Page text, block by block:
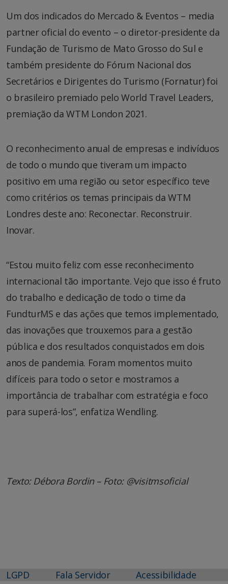
Um dos indicados do Mercado & Eventos – media
partner oficial do evento – o diretor-presidente da
Fundação de Turismo de Mato Grosso do Sul e
também presidente do Fórum Nacional dos
Secretários e Dirigentes do Turismo (Fornatur) foi
o brasileiro premiado pelo World Travel Leaders,
premiação da WTM London 2021.
O reconhecimento anual de empresas e indivíduos
de todo o mundo que tiveram um impacto
positivo em uma região ou setor específico teve
como critérios os temas principais da WTM
Londres deste ano: Reconectar. Reconstruir.
Inovar.
“Estou muito feliz com esse reconhecimento
internacional tão importante. Vejo que isso é fruto
do trabalho e dedicação de todo o time da
FundturMS e das ações que temos implementado,
das inovações que trouxemos para a gestão
pública e dos resultados conquistados em dois
anos de pandemia. Foram momentos muito
difíceis para todo o setor e mostramos a
importância de trabalhar com estratégia e foco
para superá-los”, enfatiza Wendling.
Texto: Débora Bordin – Foto: @visitmsoficial
LGPD Fala Servidor Acessibilidade